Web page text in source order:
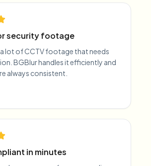
security footage
lot of CCTV footage that needs
BGBlur handles it efficiently and
always consistent.
in minutes